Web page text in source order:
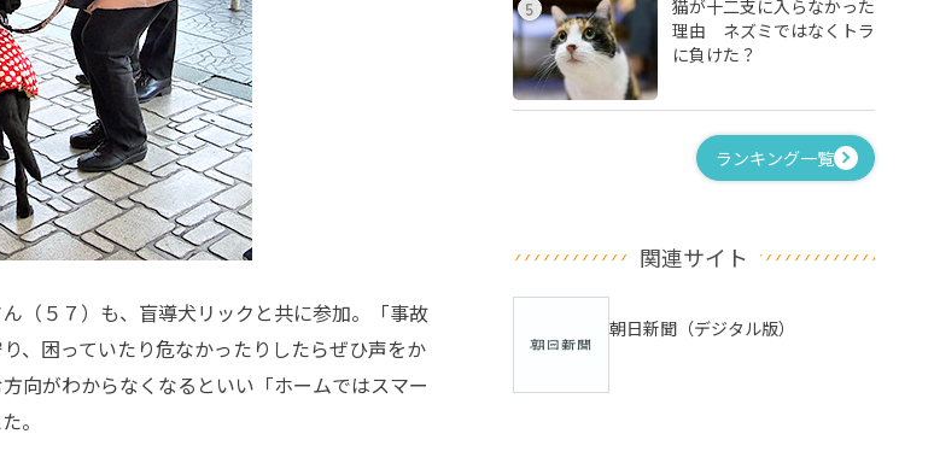
（５７）も、盲導犬リックと共に参加。「事故
、困っていたり危なかったりしたらぜひ声をか
向がわからなくなるといい「ホームではスマー
。
5
猫が十二支に入らなかった
理由 ネズミではなくトラ
に負けた？
ランキング一覧
関連サイト
朝日新聞（デジタル版）